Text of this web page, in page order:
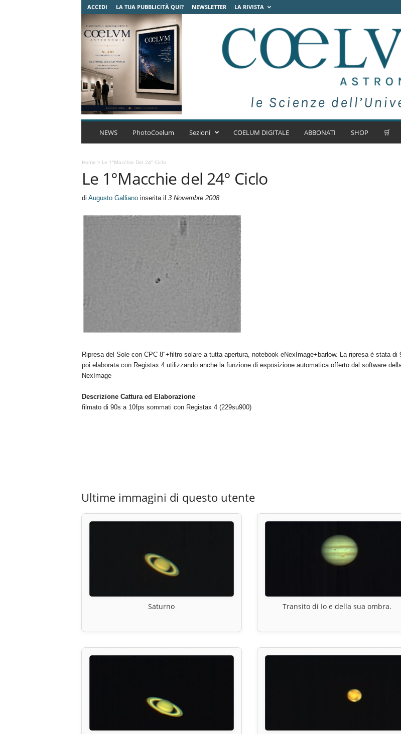
ACCEDI LA TUA PUBBLICITÀ QUI? NEWSLETTER LA RIVISTA
C
A
r
o
n
NEWS PhotoCoelum Sezioni COELUM DIGITALE ABBONATI SHOP 🛒
Home > Le 1°Macchie Del 24° Ciclo
Le 1°Macchie del 24° Ciclo
di Augusto Gallianoinserita il 3 Novembre 2008
Ripresa del Sole con CPC 8″+filtro solare a tutta apertura, notebook eNexImage+barlow. La ripresa è stata di
poi elaborata con Registax 4 utilizzando anche la funzione di esposizione automatica offerto dal software
NexImage
Descrizione Cattura ed Elaborazione
filmato di 90s a 10fps sommati con Registax 4 (229su900)
Ultime immagini di questo utente
Saturno Transito di Io e della sua ombra.